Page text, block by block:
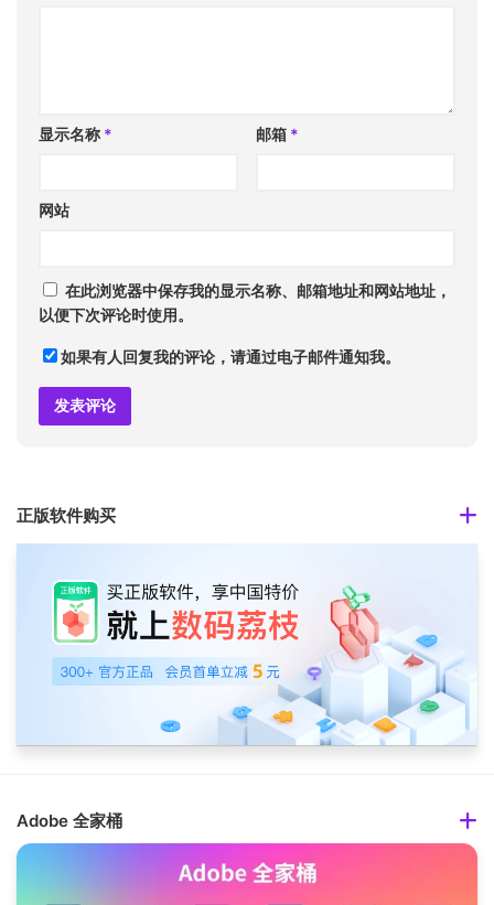
显示名称 * 邮箱 *
网站
在此浏览器中保存我的显示名称、邮箱地址和网站地址，
以便下次评论时使用。
如果有人回复我的评论，请通过电子邮件通知我。
正版软件购买
Adobe 全家桶